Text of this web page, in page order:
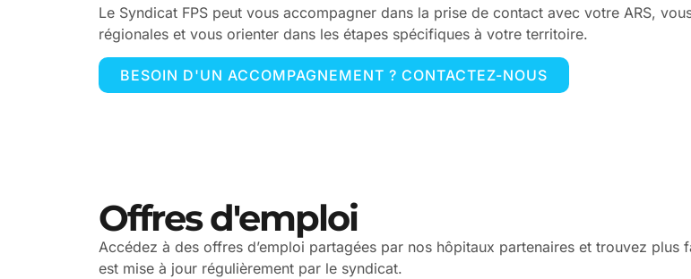
Le Syndicat FPS peut vous accompagner dans la prise de contact avec votre ARS,
régionales et vous orienter dans les étapes spécifiques à votre territoire.
BESOIN D'UN ACCOMPAGNEMENT ? CONTACTEZ-NOUS
Offres d'emploi
Accédez à des offres d’emploi partagées par nos hôpitaux partenaires et trouvez
est mise à jour régulièrement par le syndicat.